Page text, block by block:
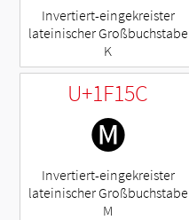
Invertiert-eingekreister
lateinischer Großbuchstabe
K
U+1F15C
🅜
Invertiert-eingekreister
lateinischer Großbuchstabe
M